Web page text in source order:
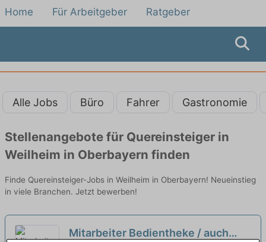
Home Für Arbeitgeber Ratgeber
Alle Jobs Büro Fahrer Gastronomie
Stellenangebote für Quereinsteiger in
Weilheim in Oberbayern finden
Finde Quereinsteiger-Jobs in Weilheim in Oberbayern! Neueinstieg
in viele Branchen. Jetzt bewerben!
Mitarbeiter Bedientheke / auch